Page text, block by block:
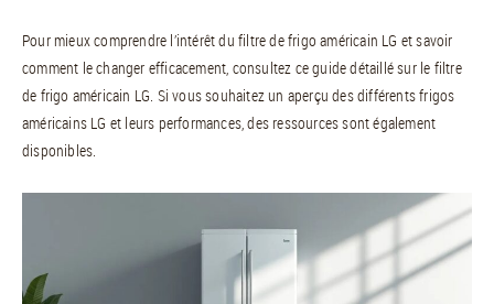
Pour mieux comprendre l’intérêt du filtre de frigo américain LG et savoir
comment le changer efficacement, consultez ce guide détaillé sur le filtre
de frigo américain LG. Si vous souhaitez un aperçu des différents frigos
américains LG et leurs performances, des ressources sont également
disponibles.